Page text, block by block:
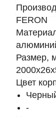
FERON
Размер,
Цвет
-